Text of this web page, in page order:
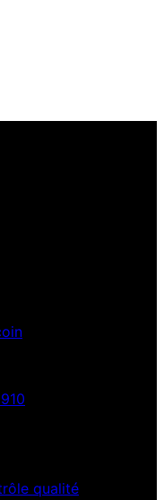
qualité